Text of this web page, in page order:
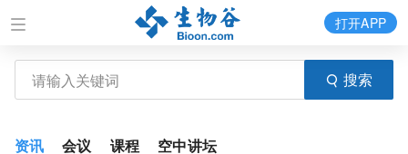
搜索
打开APP
资讯 会议 课程 空中讲坛